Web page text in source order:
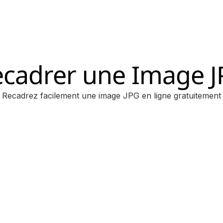
une Image
Recadrez facilement une image JPG en ligne gratuitement